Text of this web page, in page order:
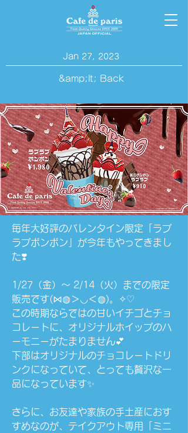
Jan 27, 2023
&amp;lt; Back
毎年大好評のバレンタイン限定「ラブ
ラブボンボン」が今年もやってきまし
た❣️
1/27（金）～ 2/14（火）までの限定
販売です(⋈◍＞◡＜◍)。✧♡
この時期ならではの甘いイチゴとチョ
コレートに、オリジナルホイップのハ
ーモニーがたまりません💕
下部はオリジナルのチョコレートドリ
ンクになっていて、とっても贅沢な一
品になっています✨
さらに、お友達や家族の手土産におす
すめなのが、テイクアウト専用「ミニ